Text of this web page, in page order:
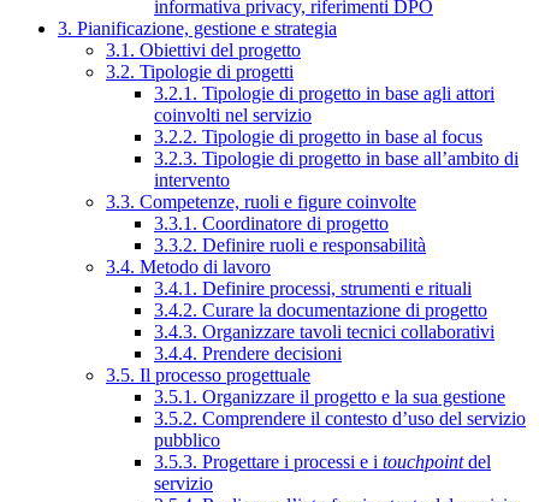
informativa privacy, riferimenti DPO
3. Pianificazione, gestione e strategia
3.1. Obiettivi del progetto
3.2. Tipologie di progetti
3.2.1. Tipologie di progetto in base agli attori
coinvolti nel servizio
3.2.2. Tipologie di progetto in base al focus
3.2.3. Tipologie di progetto in base all’ambito di
intervento
3.3. Competenze, ruoli e figure coinvolte
3.3.1. Coordinatore di progetto
3.3.2. Definire ruoli e responsabilità
3.4. Metodo di lavoro
3.4.1. Definire processi, strumenti e rituali
3.4.2. Curare la documentazione di progetto
3.4.3. Organizzare tavoli tecnici collaborativi
3.4.4. Prendere decisioni
3.5. Il processo progettuale
3.5.1. Organizzare il progetto e la sua gestione
3.5.2. Comprendere il contesto d’uso del servizio
pubblico
3.5.3. Progettare i processi e i touchpointdel
servizio